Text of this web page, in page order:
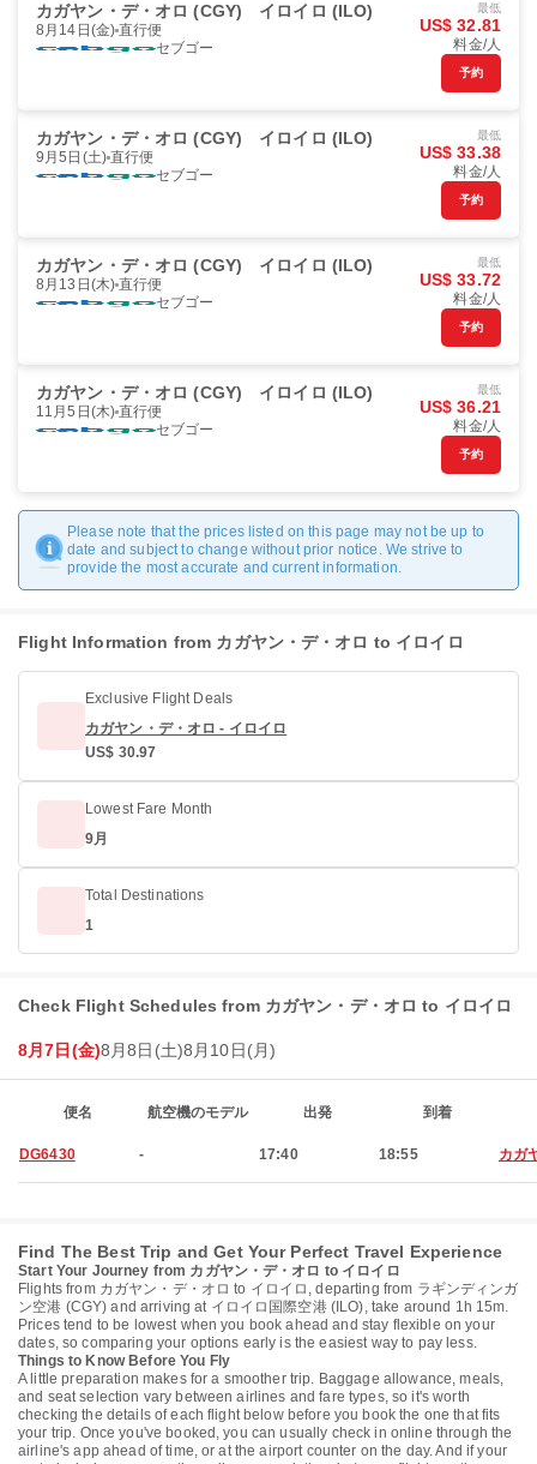
カガヤン・デ・オロ (CGY) イロイロ (ILO)
8月14日(金) 直行便
セブゴー
最低
US$ 32.81
料金/人
予約
カガヤン・デ・オロ (CGY) イロイロ (ILO)
9月5日(土) 直行便
セブゴー
最低
US$ 33.38
料金/人
予約
カガヤン・デ・オロ (CGY) イロイロ (ILO)
8月13日(木) 直行便
セブゴー
最低
US$ 33.72
料金/人
予約
カガヤン・デ・オロ (CGY) イロイロ (ILO)
11月5日(木) 直行便
セブゴー
最低
US$ 36.21
料金/人
予約
Please note that the prices listed on this page may not be up to
date and subject to change without prior notice. We strive to
provide the most accurate and current information.
Flight Information from カガヤン・デ・オロ to イロイロ
Exclusive Flight Deals
カガヤン・デ・オロ - イロイロ
US$ 30.97
Lowest Fare Month
9月
Total Destinations
1
Check Flight Schedules from カガヤン・デ・オロ to イロイロ
8月7日(金)8月8日(土)8月10日(月)
便名 航空機のモデル 出発 到着
DG6430 - 17:40 18:55 カガ
Find The Best Trip and Get Your Perfect Travel Experience
Start Your Journey from カガヤン・デ・オロ to イロイロ
Flights from カガヤン・デ・オロ to イロイロ, departing from ラギンディンガ
ン空港 (CGY) and arriving at イロイロ国際空港 (ILO), take around 1h 15m.
Prices tend to be lowest when you book ahead and stay flexible on your
dates, so comparing your options early is the easiest way to pay less.
Things to Know Before You Fly
A little preparation makes for a smoother trip. Baggage allowance, meals,
and seat selection vary between airlines and fare types, so it's worth
checking the details of each flight below before you book the one that fits
your trip. Once you've booked, you can usually check in online through the
airline's app ahead of time, or at the airport counter on the day. And if your